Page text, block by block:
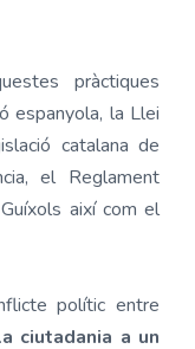
pràctiques
espanyola, la Llei
catalana de
el Reglament
així com el
polític entre
ciutadania a un